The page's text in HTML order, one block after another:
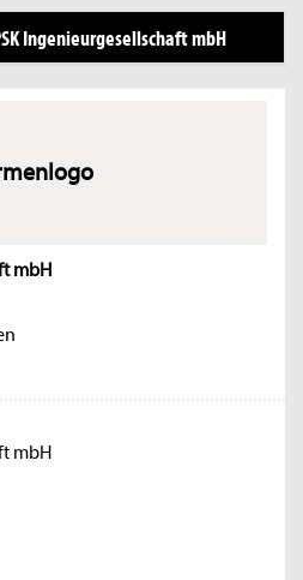
Ingenieurgesellschaft mbH
mbH
mbH